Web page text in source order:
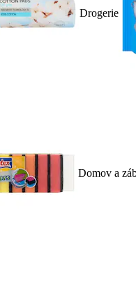
Drogerie
Domov a